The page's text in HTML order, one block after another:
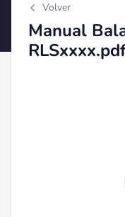
Volver
Manual